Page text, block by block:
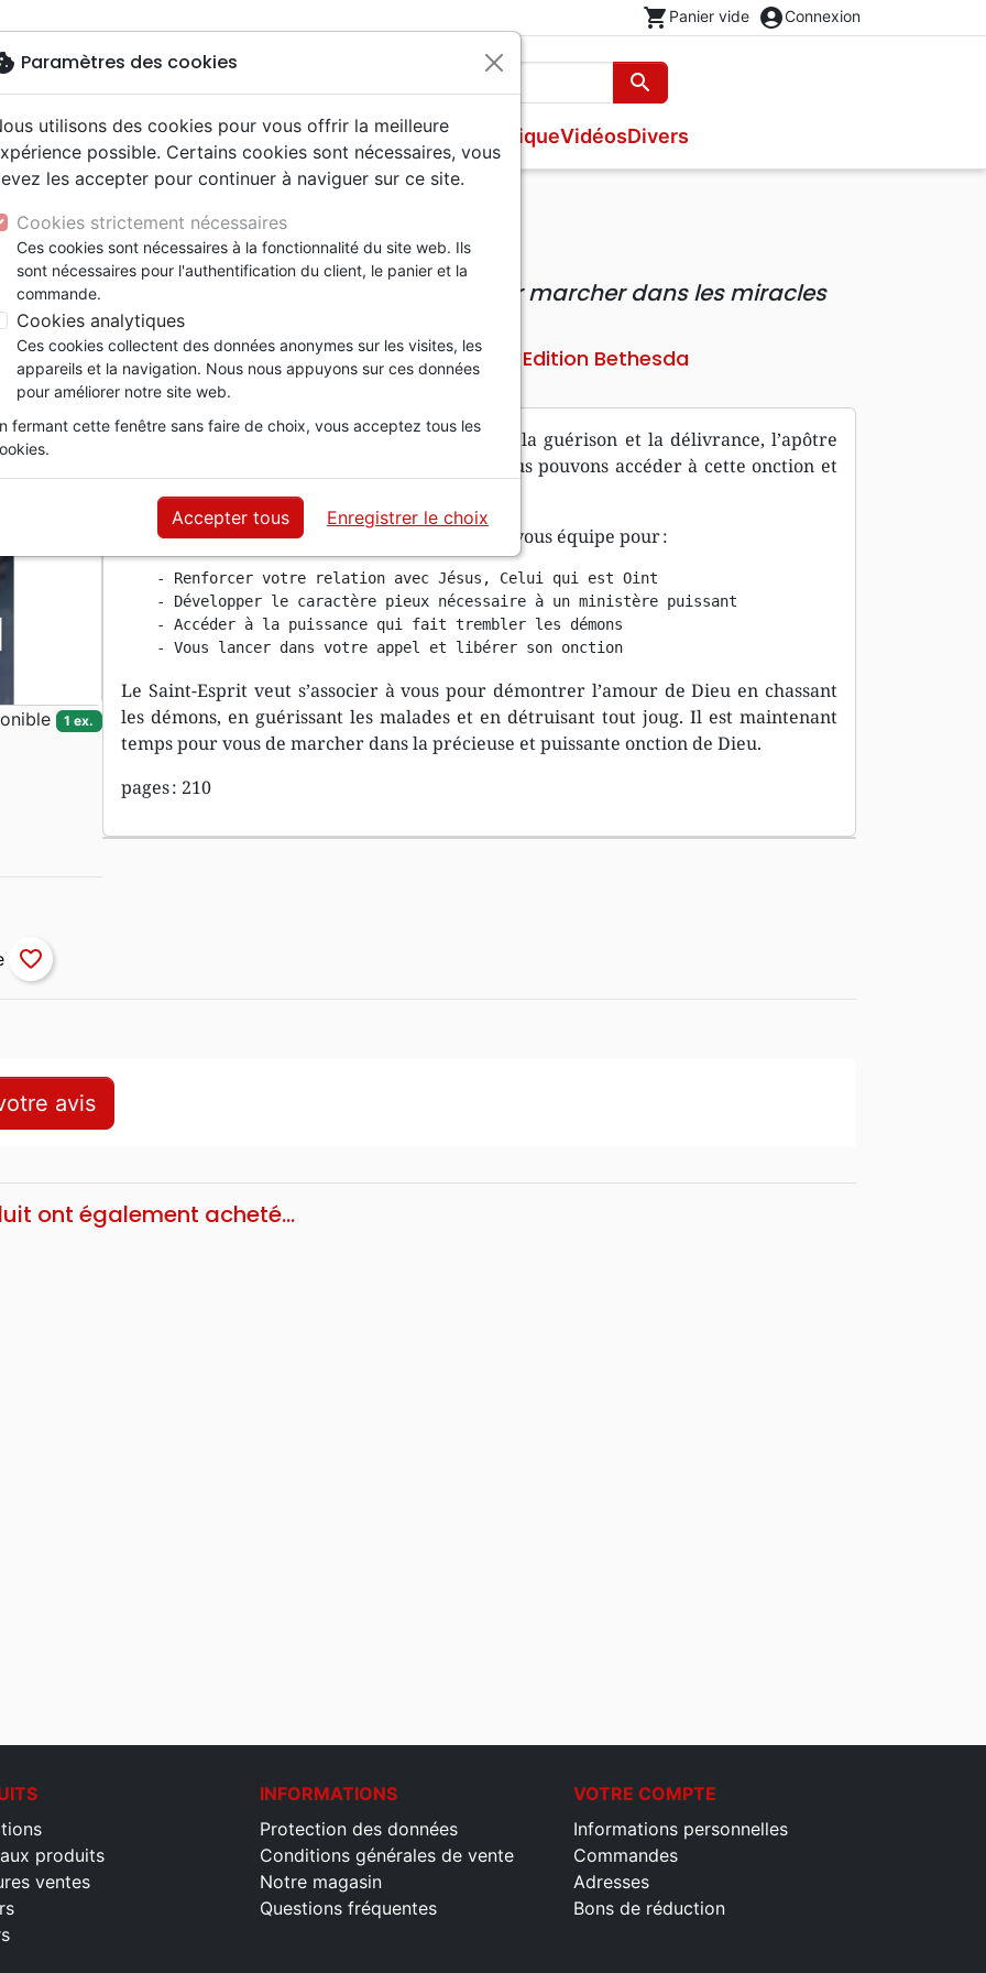
shopping_cart Panier vide account_circleConnexion
search
Rechercher
NouveautésBibles
courant
Français fondamental
Autres versions
Bibles d'étude
Bibles audio
Livres
société, politique
adoration, louange
santé
Famille, couple
Israël, Messianique
Evangelisation
Témoignages, biographies
Poésie
Jeunesse
ans
jeunes
Enseignement jeunesse
Livres d'activités
CD Jeunesse
Musique
hop
Noël, Musique de fête
Jeunesse
Compilations
Vidéos
vraies, témoignages
reportages
Concerts, spectacles
Enseignement, conférences
Divers
cadeaux
Accessoires de Bible
(LE)
Le secret de l'onction
Accédez à la puisssance de Dieu pour marcher dans les miracles
Kathryn Krick
RéférenceBET8116 EAN9782907581165 Editeur Edition Bethesda
Description
Voyageant dans le monde entier pour libérer la guérison et la délivrance, l’apôtre
montante Kathryn Krick partage comment nous pouvons accéder à cette onction et
pourquoi c’est si important.
Avec une intensité contagieuse et humble, elle vous équipe pour :
    - Renforcer votre relation avec Jésus, Celui qui est Oint
    - Développer le caractère pieux nécessaire à un ministère puissant
    - Accéder à la puissance qui fait trembler les démons
    - Vous lancer dans votre appel et libérer son onction
Le Saint-Esprit veut s’associer à vous pour démontrer l’amour de Dieu en chassant
les démons, en guérissant les malades et en détruisant tout joug. Il est maintenant
temps pour vous de marcher dans la précieuse et puissante onction de Dieu.
pages : 210
1 ex.
favorite_border
avis
ont également acheté...
produits
ventes
INFORMATIONS
Protection des données
Conditions générales de vente
Notre magasin
Questions fréquentes
VOTRE COMPTE
Informations personnelles
Commandes
Adresses
Bons de réduction
Paramètres des cookies
utilisons des cookies pour vous offrir la meilleure
possible. Certains cookies sont nécessaires, vous
les accepter pour continuer à naviguer sur ce site.
Cookies strictement nécessaires
Ces cookies sont nécessaires à la fonctionnalité du site web. Ils
sont nécessaires pour l'authentification du client, le panier et la
commande.
Cookies analytiques
Ces cookies collectent des données anonymes sur les visites, les
appareils et la navigation. Nous nous appuyons sur ces données
pour améliorer notre site web.
fermant cette fenêtre sans faire de choix, vous acceptez tous les
Accepter tous Enregistrer le choix